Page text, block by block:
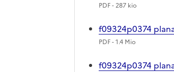
PDF- 287 kio
f09324p0374
PDF- 1.4 Mio
f09324p0374